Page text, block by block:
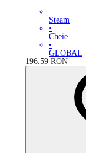
Steam
•
Cheie
•
GLOBAL
196.59 RON